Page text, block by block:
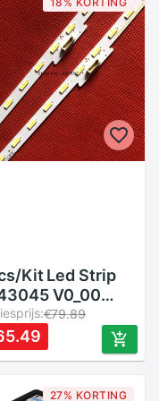
Kit Led Strip
V0_00
4-595-
KD-43XF7096
Sk A2
Kd-
€79.89
27% KORTING